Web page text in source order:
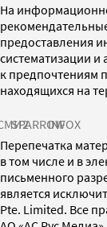
На
предоставления
систематизации и
к предпочтениям
находящихся на
SPARROWINFOX
Перепечатка
в том числе и в
письменного
является
Pte. Limited. Все